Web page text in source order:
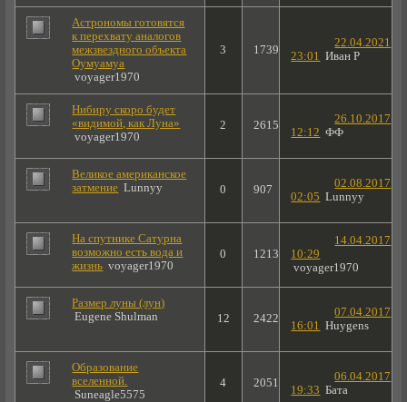
Астрономы готовятся
к перехвату аналогов
межзвездного объекта
Оумуамуа
voyager1970
3 1739
22.04.2021
23:01 Иван Р
Нибиру скоро будет
«видимой, как Луна»
voyager1970
2 2615
26.10.2017
12:12 ФФ
Великое американское
затмение Lunnyy 0 907
02.08.2017
02:05 Lunnyy
На спутнике Сатурна
возможно есть вода и
жизнь voyager1970
0 1213
14.04.2017
10:29
voyager1970
Размер луны (лун)
Eugene Shulman
12 2422
07.04.2017
16:01 Huygens
Образование
вселенной.
Suneagle5575
4 2051
06.04.2017
19:33 Бата